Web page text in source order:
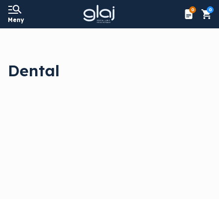
Meny
0 0
Dental